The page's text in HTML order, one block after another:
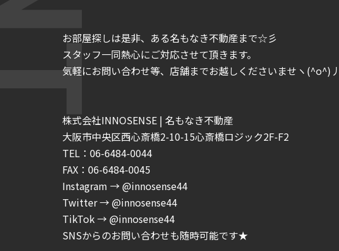
お部屋探しは是非、ある名もなき不動産まで☆彡
スタッフ一同熱心にご対応させて頂きます。
気軽にお問い合わせ等、店舗までお越しくださいませヽ(^o^)丿
株式会社INNOSENSE | 名もなき不動産
大阪市中央区西心斎橋2-10-15心斎橋ロジック2F-F2
TEL：06-6484-0044
FAX：06-6484-0045
Instagram → @innosense44
Twitter → @innosense44
TikTok → @innosense44
SNSからのお問い合わせも随時可能です★